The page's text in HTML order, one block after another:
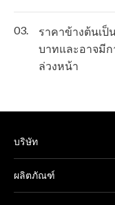
03.
ราคาข้างต้นเ
บาทและอาจมีก
ล่วงหน้า
บริษัท
ผลิตภัณฑ์